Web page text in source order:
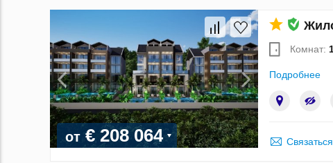
от € 208 064
Комнат:
Подробнее